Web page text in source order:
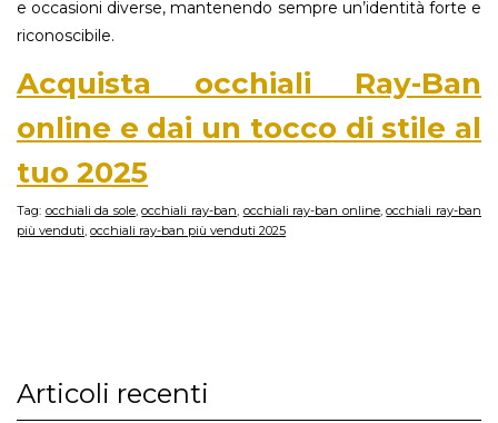
e occasioni diverse, mantenendo sempre un’identità forte e
riconoscibile.
Acquista occhiali Ray-Ban
online e dai un tocco di stile al
tuo 2025
Tag: occhiali da sole,occhiali ray-ban occhiali ray-ban online,occhiali ray-ban
più venduti occhiali ray-ban più venduti 2025
Articoli recenti